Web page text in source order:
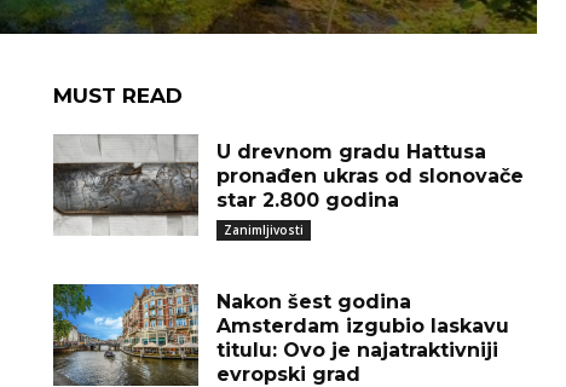
MUST READ
U drevnom gradu Hattusa
pronađen ukras od slonovače
star 2.800 godina
Zanimljivosti
Nakon šest godina
Amsterdam izgubio laskavu
titulu: Ovo je najatraktivniji
evropski grad